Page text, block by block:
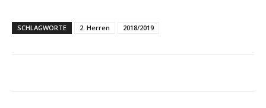
SCHLAGWORTE 2. Herren 2018/2019